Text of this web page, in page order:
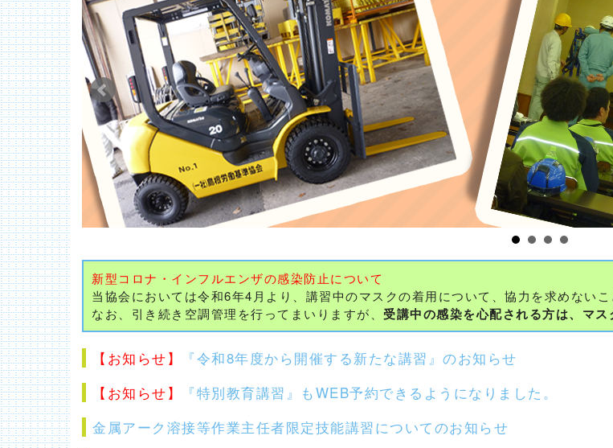
新型コロナ・インフルエンザの感染防止について
当協会においては令和6年4月より、講習中のマスクの着用について、協力を求めないこ
なお、引き続き空調管理を行ってまいりますが、 受講中の感染を心配される方は、マ
【お知らせ】
『令和8年度から開催する新たな講習』のお知らせ
【お知らせ】
『特別教育講習』もWEB予約できるようになりました。
金属アーク溶接等作業主任者限定技能講習についてのお知らせ